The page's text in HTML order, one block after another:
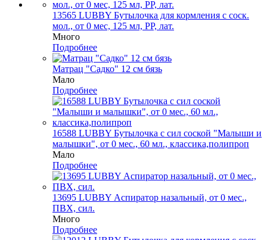
13565 LUBBY Бутылочка для кормления с соск.
мол., от 0 мес, 125 мл, PP, лат.
Много
Подробнее
Матрац "Садко" 12 см бязь
Мало
Подробнее
16588 LUBBY Бутылочка с сил соской "Малыши и
малышки", от 0 мес., 60 мл., классика,полипроп
Мало
Подробнее
13695 LUBBY Аспиратор назальный, от 0 мес.,
ПВХ, сил.
Много
Подробнее